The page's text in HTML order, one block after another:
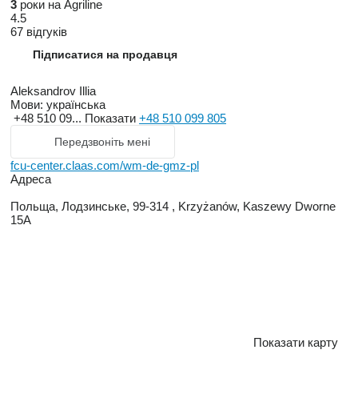
3 роки на Agriline
4.5
67 відгуків
Підписатися на продавця
Aleksandrov Illia
Мови: українська
+48 510 09... Показати +48 510 099 805
Передзвоніть мені
fcu-center.claas.com/wm-de-gmz-pl
Адреса
Польща, Лодзинське, 99-314 , Krzyżanów, Kaszewy Dworne
15A
Показати карту